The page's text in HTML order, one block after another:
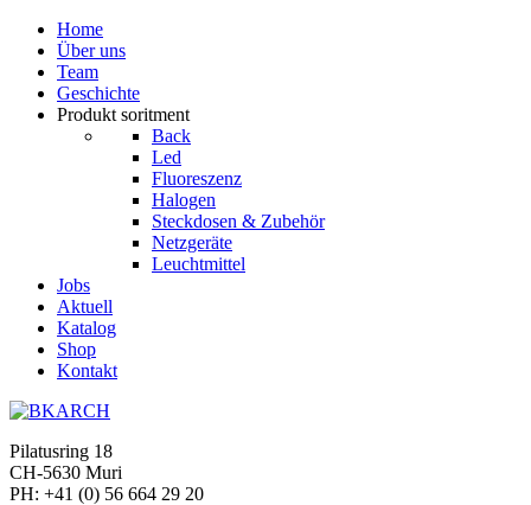
Home
Über uns
Team
Geschichte
Produkt soritment
Back
Led
Fluoreszenz
Halogen
Steckdosen & Zubehör
Netzgeräte
Leuchtmittel
Jobs
Aktuell
Katalog
Shop
Kontakt
Pilatusring 18
CH-5630 Muri
PH: +41 (0) 56 664 29 20